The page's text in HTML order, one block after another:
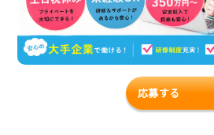
応募する